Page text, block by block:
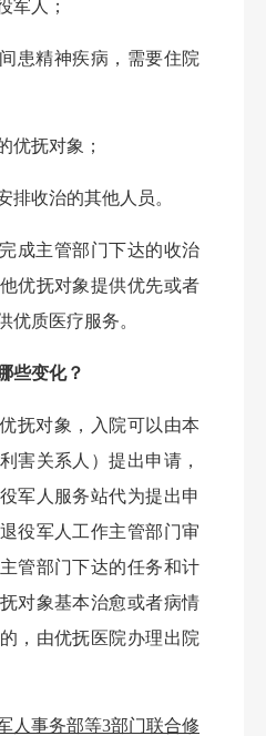
军人；
患精神疾病，需要住院
优抚对象；
排收治的其他人员。
成主管部门下达的收治
优抚对象提供优先或者
优质医疗服务。
些变化？
抚对象，入院可以由本
害关系人）提出申请，
军人服务站代为提出申
役军人工作主管部门审
管部门下达的任务和计
对象基本治愈或者病情
，由优抚医院办理出院
人事务部等3部门联合修